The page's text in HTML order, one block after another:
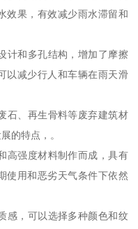
效果，有效减少雨水滞留和
计和多孔结构，增加了摩擦
以减少行人和车辆在雨天滑
石、再生骨料等废弃建筑材
的特点，。
高强度材料制作而成，具有
使用和恶劣天气条件下依然
感，可以选择多种颜色和纹